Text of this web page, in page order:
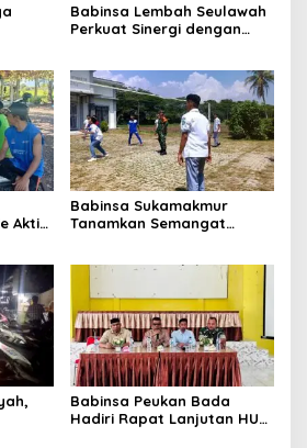
Babinsa Lembah Seulawah
Perkuat Sinergi dengan
Remaja dan Bahaya
Narkoba
Aktif
Babinsa Sukamakmur
Tanamkan Semangat
Siswa
Babinsa Peukan Bada
Hadiri Rapat Lanjutan HUT